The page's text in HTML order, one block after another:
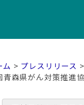
ム > プレスリリース >
森県がん対策推進